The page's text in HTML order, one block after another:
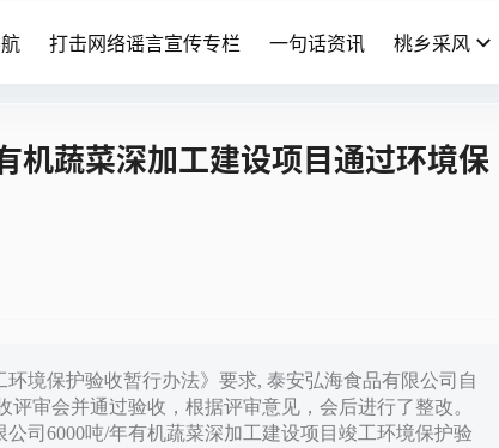
打击网络谣言宣传专栏 一句话资讯 桃乡采风
蔬菜深加工建设项目通过环境保
境保护验收暂行办法》要求, 泰安弘海食品有限公司自
审会并通过验收，根据评审意见，会后进行了整改。
司6000吨/年有机蔬菜深加工建设项目竣工环境保护验